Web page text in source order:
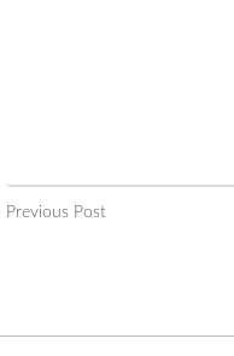
Previous Post